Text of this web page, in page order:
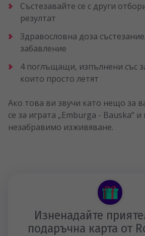
Състезавайте се с други
резултат
Здравословна доза
забавление
4 поглъщащи, изпълнени със
които просто летят
Ако това ви звучи като нещо за
се за играта „Emburga - Bauska“ и
незабравимо изживяване.
Изненадайте
подаръчна карта от